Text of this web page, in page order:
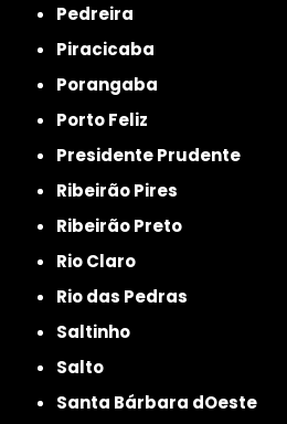
Pedreira
Piracicaba
Porangaba
Porto Feliz
Presidente Prudente
Ribeirão Pires
Ribeirão Preto
Rio Claro
Rio das Pedras
Saltinho
Salto
Santa Bárbara dOeste